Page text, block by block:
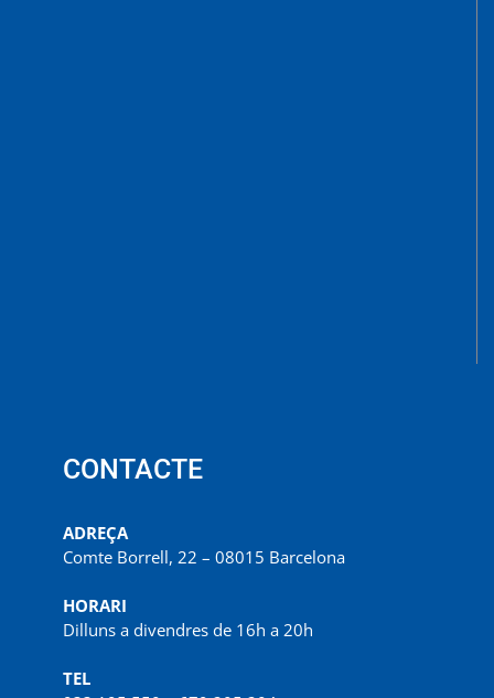
CONTACTE
ADREÇA
Comte Borrell, 22 – 08015 Barcelona
HORARI
Dilluns a divendres de 16h a 20h
TEL